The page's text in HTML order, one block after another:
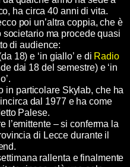
ha circa 40 anni di vita.
poi un’altra coppia, che è
ma procede quasi
di audience:
18) e ‘in giallo’ e di Radio
dai 18 del semestre) e ‘in
in particolare Skylab, che ha
dal 1977 e ha come
Palese.
l’emittente – si conferma la
di Lecce durante il
rallenta e finalmente